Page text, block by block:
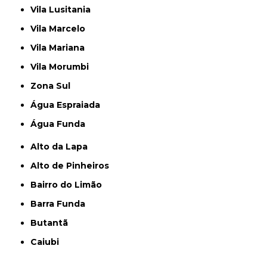
Vila Lusitania
Vila Marcelo
Vila Mariana
Vila Morumbi
Zona Sul
Água Espraiada
Água Funda
Alto da Lapa
Alto de Pinheiros
Bairro do Limão
Barra Funda
Butantã
Caiubi